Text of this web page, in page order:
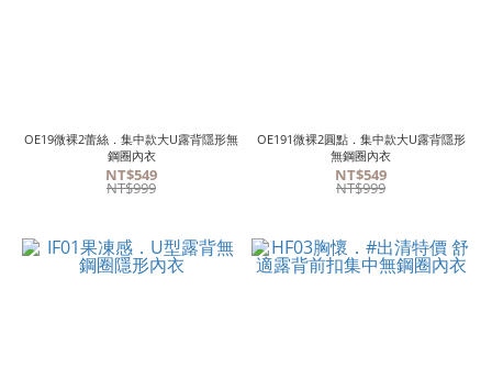
OE19微裸2蕾絲．集中款大U露背隱形無
鋼圈內衣
NT$549
NT$999
OE191微裸2圓點．集中款大U露背隱形
無鋼圈內衣
NT$549
NT$999